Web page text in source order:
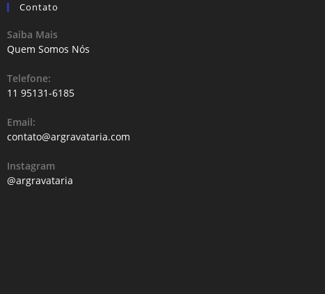
Contato
Saiba Mais
Quem Somos Nós
Telefone:
11 95131-6185
Email:
contato@argravataria.com
Instagram
@argravataria